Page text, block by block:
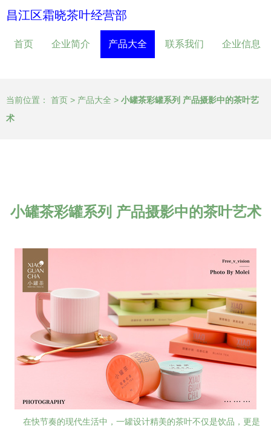
昌江区霜晓茶叶经营部
首页 企业简介 产品大全 联系我们 企业信息
当前位置： 首页 > 产品大全 > 小罐茶彩罐系列 产品摄影中的茶叶艺
术
小罐茶彩罐系列 产品摄影中的茶叶艺术
在快节奏的现代生活中，一罐设计精美的茶叶不仅是饮品，更是